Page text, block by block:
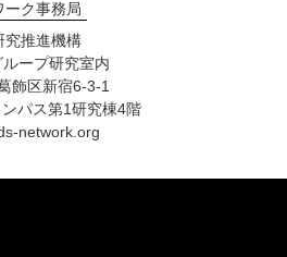
ーク事務局
究推進機構
ープ研究室内
飾区新宿6-3-1
パス第1研究棟4階
network.org